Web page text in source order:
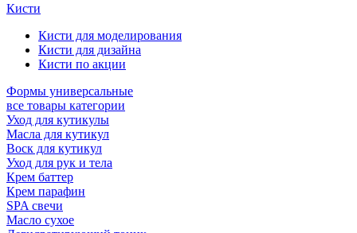
Кисти
Кисти для моделирования
Кисти для дизайна
Кисти по акции
Формы универсальные
все товары категории
Уход для кутикулы
Масла для кутикул
Воск для кутикул
Уход для рук и тела
Крем баттер
Крем парафин
SPA свечи
Масло сухое